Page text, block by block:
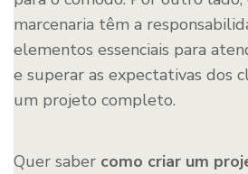
marcenaria têm a
elementos essenciais para
e superar as expectativas dos
um projeto completo.
Quer saber como criar um